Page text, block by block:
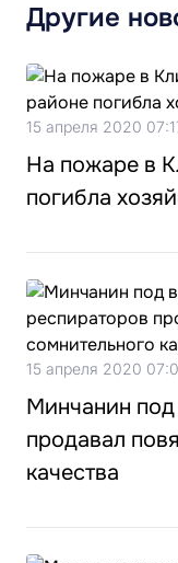
Другие
15 апреля 2020
На пожаре в
погибла
15 апреля 2020
Минчанин
продавал
качества